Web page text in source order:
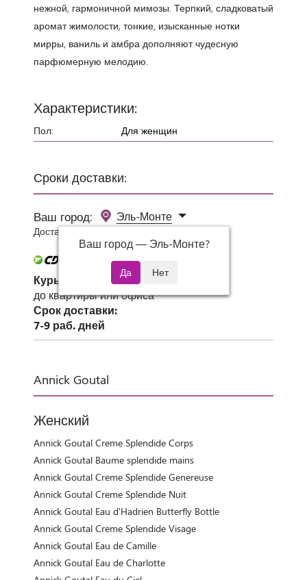
Сроки доставки:
Ваш город:
Эль-Монте
Ваш город — Эль-Монте?
Доставка 0 руб при заказе от 3000 руб.
Курьер СДЭК
до квартиры или офиса
Срок доставки:
7-9 раб. дней
Annick Goutal
Женский
Annick Goutal Creme Splendide Corps
Annick Goutal Baume splendide mains
Annick Goutal Creme Splendide Genereuse
Annick Goutal Creme Splendide Nuit
Annick Goutal Eau d'Hadrien Butterfly Bottle
Annick Goutal Creme Splendide Visage
Annick Goutal Eau de Camille
Annick Goutal Eau de Charlotte
нежной, гармоничной мимозы. Терпкий, сладковатый
аромат жимолости, тонкие, изысканные нотки
мирры, ваниль и амбра дополняют чудесную
парфюмерную мелодию.
Характеристики:
Пол: Для женщин